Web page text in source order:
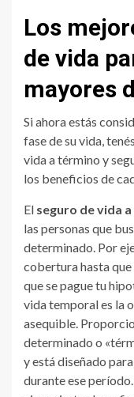
Los
de vida
mayores
Si ahora estás
fase de su vida,
vida a término y
los beneficios de
El seguro de vida
las personas que
determinado. Por
cobertura hasta que
que se pague tu
vida temporal es la
asequible.
determinado o
y está diseñado
durante ese